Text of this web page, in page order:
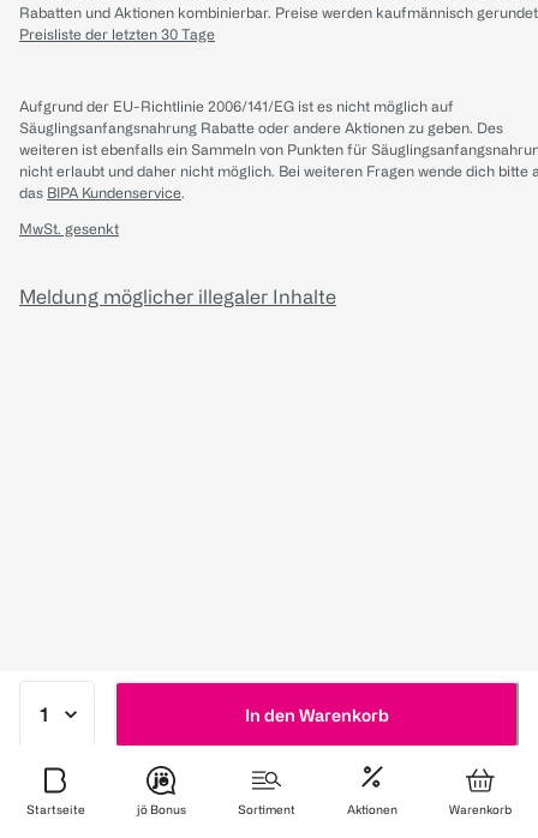
In den Warenkorb
Rabatten und Aktionen kombinierbar. Preise werden kaufmännisch
Preisliste der letzten 30 Tage
Aufgrund der EU-Richtlinie 2006/141/EG ist es nicht möglich auf
Säuglingsanfangsnahrung Rabatte oder andere Aktionen zu geben. Des
weiteren ist ebenfalls ein Sammeln von Punkten für
nicht erlaubt und daher nicht möglich. Bei weiteren Fragen wende dich bitte
das BIPA Kundenservice.
MwSt. gesenkt
Meldung möglicher illegaler Inhalte
Startseite jö Bonus Sortiment Aktionen Warenkorb